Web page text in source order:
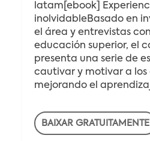
latam[ebook]
inolvidableBasado en
el área y entrevistas
educación superior, el
presenta una serie de
cautivar y motivar a los
mejorando el
BAIXAR GRATUITAMENTE